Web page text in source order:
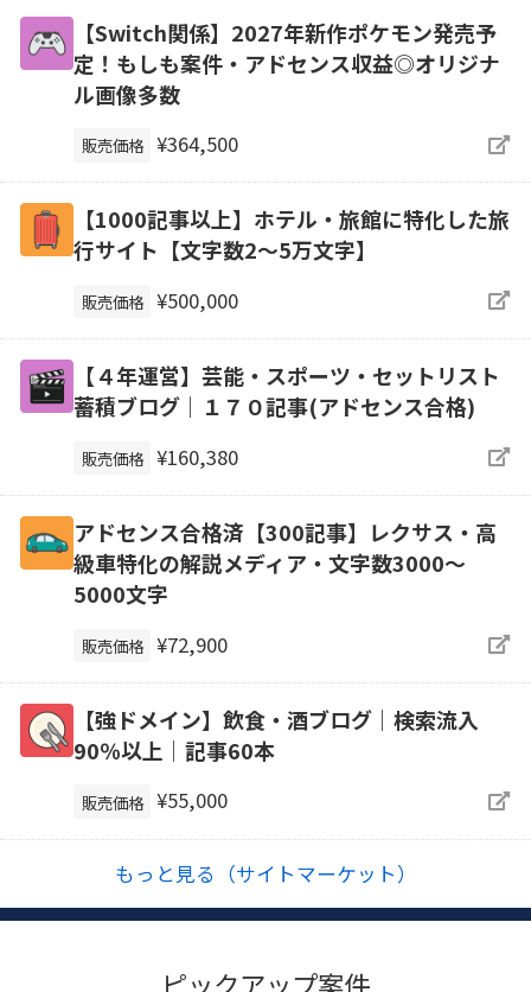
【Switch関係】2027年新作ポケモン発売予
定！もしも案件・アドセンス収益◎オリジナ
ル画像多数
販売価格 ¥364,500
【1000記事以上】ホテル・旅館に特化した旅
行サイト【文字数2〜5万文字】
販売価格 ¥500,000
【４年運営】芸能・スポーツ・セットリスト
蓄積ブログ｜１７０記事(アドセンス合格)
販売価格 ¥160,380
アドセンス合格済【300記事】レクサス・高
級車特化の解説メディア・文字数3000～
5000文字
販売価格 ¥72,900
【強ドメイン】飲食・酒ブログ｜検索流入
90％以上｜記事60本
販売価格 ¥55,000
もっと見る（サイトマーケット）
ピックアップ案件